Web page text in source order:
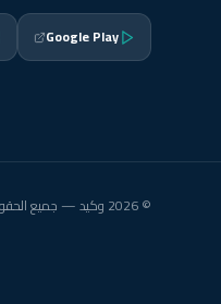
Google Play
© 2026 وكيد — جميع الحقوق محفوظة